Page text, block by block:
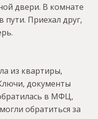
двери. В комнате
пути. Приехал друг,
из квартиры,
документы
в МФЦ,
обратиться за